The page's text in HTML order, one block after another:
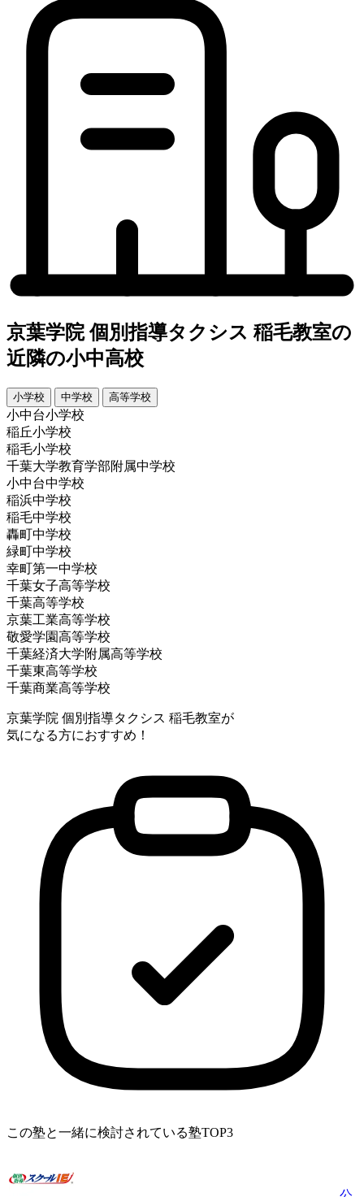
京葉学院 個別指導タクシス 稲毛教室の
近隣の小中高校
小学校 中学校 高等学校
小中台小学校
稲丘小学校
稲毛小学校
千葉大学教育学部附属中学校
小中台中学校
稲浜中学校
稲毛中学校
轟町中学校
緑町中学校
幸町第一中学校
千葉女子高等学校
千葉高等学校
京葉工業高等学校
敬愛学園高等学校
千葉経済大学附属高等学校
千葉東高等学校
千葉商業高等学校
京葉学院 個別指導タクシス 稲毛教室が
気になる方におすすめ！
この塾と一緒に検討されている塾TOP3